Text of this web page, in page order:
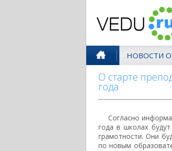
НОВОСТИ
О старте
года
Согласно
года в школах
грамотности. Они
по новым